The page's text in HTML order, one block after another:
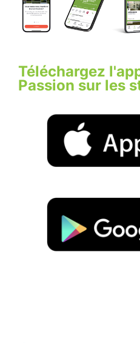
Téléchargez
Passion sur les